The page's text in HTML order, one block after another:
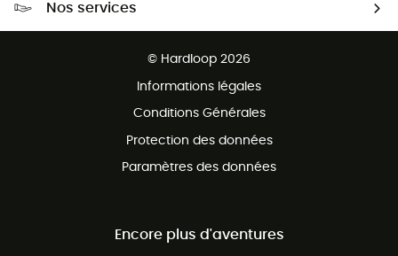
Nos services
© Hardloop 2026
Informations légales
Conditions Générales
Protection des données
Paramètres des données
Encore plus d'aventures